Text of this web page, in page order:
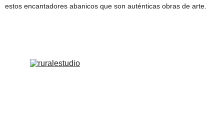
estos encantadores abanicos que son auténticas obras de arte.